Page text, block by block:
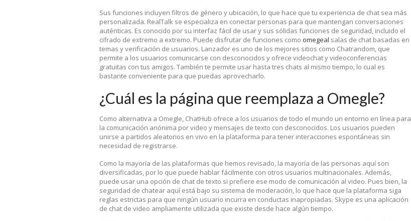
Sus funciones incluyen filtros de género y ubicación, lo que hace que tu experiencia de chat sea más
personalizada. RealTalk se especializa en conectar personas para que mantengan conversaciones
auténticas. Es conocido por su interfaz fácil de usar y sus sólidas funciones de seguridad, incluido el
cifrado de extremo a extremo. Puede disfrutar de funciones como omegeal salas de chat basadas en
temas y verificación de usuarios. Lanzador es uno de los mejores sitios como Chatrandom, que
permite a los usuarios comunicarse con desconocidos y ofrece videochat y videoconferencias
gratuitas con tus amigos. También te permite usar hasta tres chats al mismo tiempo, lo cual es
bastante conveniente para que puedas aprovecharlo.
¿Cuál es la página que reemplaza a Omegle?
Como alternativa a Omegle, ChatHub ofrece a los usuarios de todo el mundo un entorno en línea para
la comunicación anónima por video y mensajes de texto con desconocidos. Los usuarios pueden
unirse a partidos aleatorios en vivo en la plataforma para tener interacciones espontáneas sin
necesidad de registrarse.
Como la mayoría de las plataformas que hemos revisado, la mayoría de las personas aquí son
diversificadas, por lo que puede hablar fácilmente con otros usuarios multinacionales. Además,
puede usar una opción de chat de texto si prefiere ese modo de comunicación al video. Pues bien, la
seguridad de chatear aquí está bajo su sistema de moderación, lo que hace que la plataforma siga
reglas estrictas para que ningún usuario incurra en conductas inapropiadas. Skype es una aplicación
de chat de video ampliamente utilizada que existe desde hace algún tiempo.